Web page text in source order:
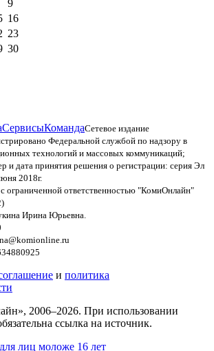
9
16
23
30
СервисыКомандаСетевое издание
Федеральной службой по надзору в
технологий и массовых коммуникаций;
и дата принятия решения о регистрации: серия Эл
2018г.
ограниченной ответственностью "КомиОнлайн"
Ирина Юрьевна.
и политика
2006–2026. При использовании
ссылка на источник.
лиц моложе 16 лет